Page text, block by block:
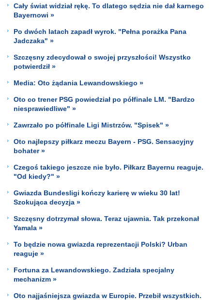
Cały świat widział rękę. To dlatego sędzia nie dał karnego
Bayernowi »
Po dwóch latach zapadł wyrok. "Pełna porażka Pana
Jadczaka" »
Szczęsny zdecydował o swojej przyszłości! Wszystko
potwierdził »
Media: Oto żądania Lewandowskiego »
Oto co trener PSG powiedział po półfinale LM. "Bardzo
niesprawiedliwe" »
Zawrzało po półfinale Ligi Mistrzów. "Spisek" »
Oto najlepszy piłkarz meczu Bayern - PSG. Sensacyjny
bohater »
Czegoś takiego jeszcze nie było. Piłkarz Bayernu reaguje.
"Od kiedy?" »
Gwiazda Bundesligi kończy karierę w wieku 30 lat!
Szokująca decyzja »
Szczęsny dotrzymał słowa. Teraz ujawnia. Tak przekonał
Yamala »
To będzie nowa gwiazda reprezentacji Polski? Urban
reaguje »
Fortuna za Lewandowskiego. Zadziała specjalny
mechanizm »
Oto najjaśniejsza gwiazda w Europie. Przebił wszystkich.